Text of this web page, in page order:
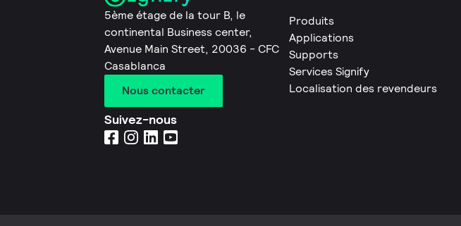
5ème étage de la tour B, le
continental Business center,
Avenue Main Street, 20036 - CFC
Casablanca
Nous contacter
Suivez-nous
Produits
Applications
Supports
Services Signify
Localisation des revendeurs